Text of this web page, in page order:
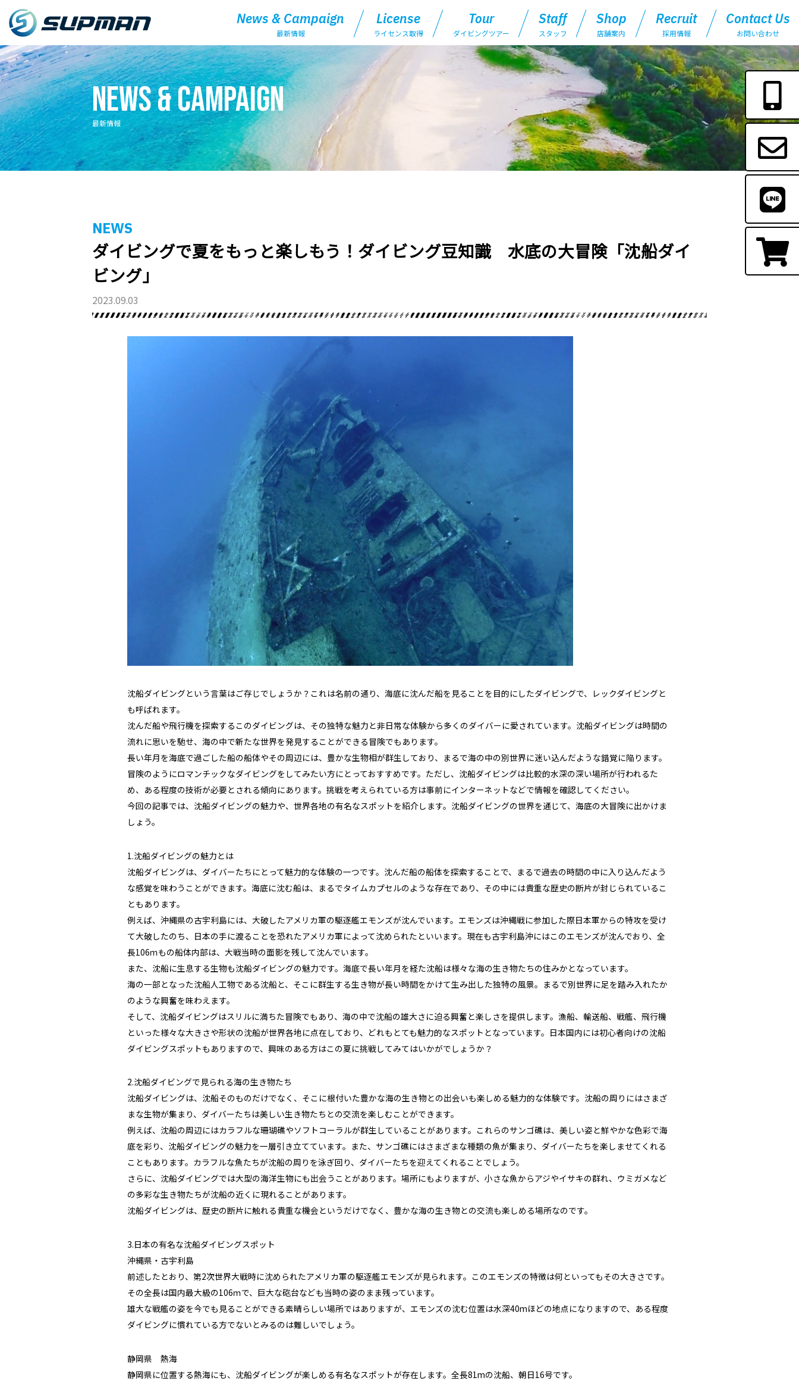
News & Campaign
最新情報
License
ライセンス取得
Tour
ダイビングツアー
Staff
スタッフ
Shop
店舗案内
Recruit
採用情報
Contact Us
お問い合わせ
店舗案内
お問い合わせ オンラインストア
News & Campaign
最新情報
NEWS
ダイビングで夏をもっと楽しもう！ダイビング豆知識 水底の大冒険「沈船ダイ
ビング」
2023.09.03
沈船ダイビングという言葉はご存じでしょうか？これは名前の通り、海底に沈んだ船を見ることを目的にしたダイビングで、レックダイビングと
も呼ばれます。
沈んだ船や飛行機を探索するこのダイビングは、その独特な魅力と非日常な体験から多くのダイバーに愛されています。沈船ダイビングは時間の
流れに思いを馳せ、海の中で新たな世界を発見することができる冒険でもあります。
長い年月を海底で過ごした船の船体やその周辺には、豊かな生物相が群生しており、まるで海の中の別世界に迷い込んだような錯覚に陥ります。
冒険のようにロマンチックなダイビングをしてみたい方にとっておすすめです。ただし、沈船ダイビングは比較的水深の深い場所が行われるた
め、ある程度の技術が必要とされる傾向にあります。挑戦を考えられている方は事前にインターネットなどで情報を確認してください。
今回の記事では、沈船ダイビングの魅力や、世界各地の有名なスポットを紹介します。沈船ダイビングの世界を通じて、海底の大冒険に出かけま
しょう。
1.沈船ダイビングの魅力とは
沈船ダイビングは、ダイバーたちにとって魅力的な体験の一つです。沈んだ船の船体を探索することで、まるで過去の時間の中に入り込んだよう
な感覚を味わうことができます。海底に沈む船は、まるでタイムカプセルのような存在であり、その中には貴重な歴史の断片が封じられているこ
ともあります。
例えば、沖縄県の古宇利島には、大破したアメリカ軍の駆逐艦エモンズが沈んでいます。エモンズは沖縄戦に参加した際日本軍からの特攻を受け
て大破したのち、日本の手に渡ることを恐れたアメリカ軍によって沈められたといいます。現在も古宇利島沖にはこのエモンズが沈んでおり、全
長106ｍもの船体内部は、大戦当時の面影を残して沈んでいます。
また、沈船に生息する生物も沈船ダイビングの魅力です。海底で長い年月を経た沈船は様々な海の生き物たちの住みかとなっています。
海の一部となった沈船人工物である沈船と、そこに群生する生き物が長い時間をかけて生み出した独特の風景。まるで別世界に足を踏み入れたか
のような興奮を味わえます。
そして、沈船ダイビングはスリルに満ちた冒険でもあり、海の中で沈船の雄大さに迫る興奮と楽しさを提供します。漁船、輸送船、戦艦、飛行機
といった様々な大きさや形状の沈船が世界各地に点在しており、どれもとても魅力的なスポットとなっています。日本国内には初心者向けの沈船
ダイビングスポットもありますので、興味のある方はこの夏に挑戦してみてはいかがでしょうか？
2.沈船ダイビングで見られる海の生き物たち
沈船ダイビングは、沈船そのものだけでなく、そこに根付いた豊かな海の生き物との出会いも楽しめる魅力的な体験です。沈船の周りにはさまざ
まな生物が集まり、ダイバーたちは美しい生き物たちとの交流を楽しむことができます。
例えば、沈船の周辺にはカラフルな珊瑚礁やソフトコーラルが群生していることがあります。これらのサンゴ礁は、美しい姿と鮮やかな色彩で海
底を彩り、沈船ダイビングの魅力を一層引き立てています。また、サンゴ礁にはさまざまな種類の魚が集まり、ダイバーたちを楽しませてくれる
こともあります。カラフルな魚たちが沈船の周りを泳ぎ回り、ダイバーたちを迎えてくれることでしょう。
さらに、沈船ダイビングでは大型の海洋生物にも出会うことがあります。場所にもよりますが、小さな魚からアジやイサキの群れ、ウミガメなど
の多彩な生き物たちが沈船の近くに現れることがあります。
沈船ダイビングは、歴史の断片に触れる貴重な機会というだけでなく、豊かな海の生き物との交流も楽しめる場所なのです。
3.日本の有名な沈船ダイビングスポット
沖縄県・古宇利島
前述したとおり、第2次世界大戦時に沈められたアメリカ軍の駆逐艦エモンズが見られます。このエモンズの特徴は何といってもその大きさです。
その全長は国内最大級の106ｍで、巨大な砲台なども当時の姿のまま残っています。
雄大な戦艦の姿を今でも見ることができる素晴らしい場所ではありますが、エモンズの沈む位置は水深40mほどの地点になりますので、ある程度
ダイビングに慣れている方でないとみるのは難しいでしょう。
静岡県 熱海
静岡県に位置する熱海にも、沈船ダイビングが楽しめる有名なスポットが存在します。全長81mの沈船、朝日16号です。